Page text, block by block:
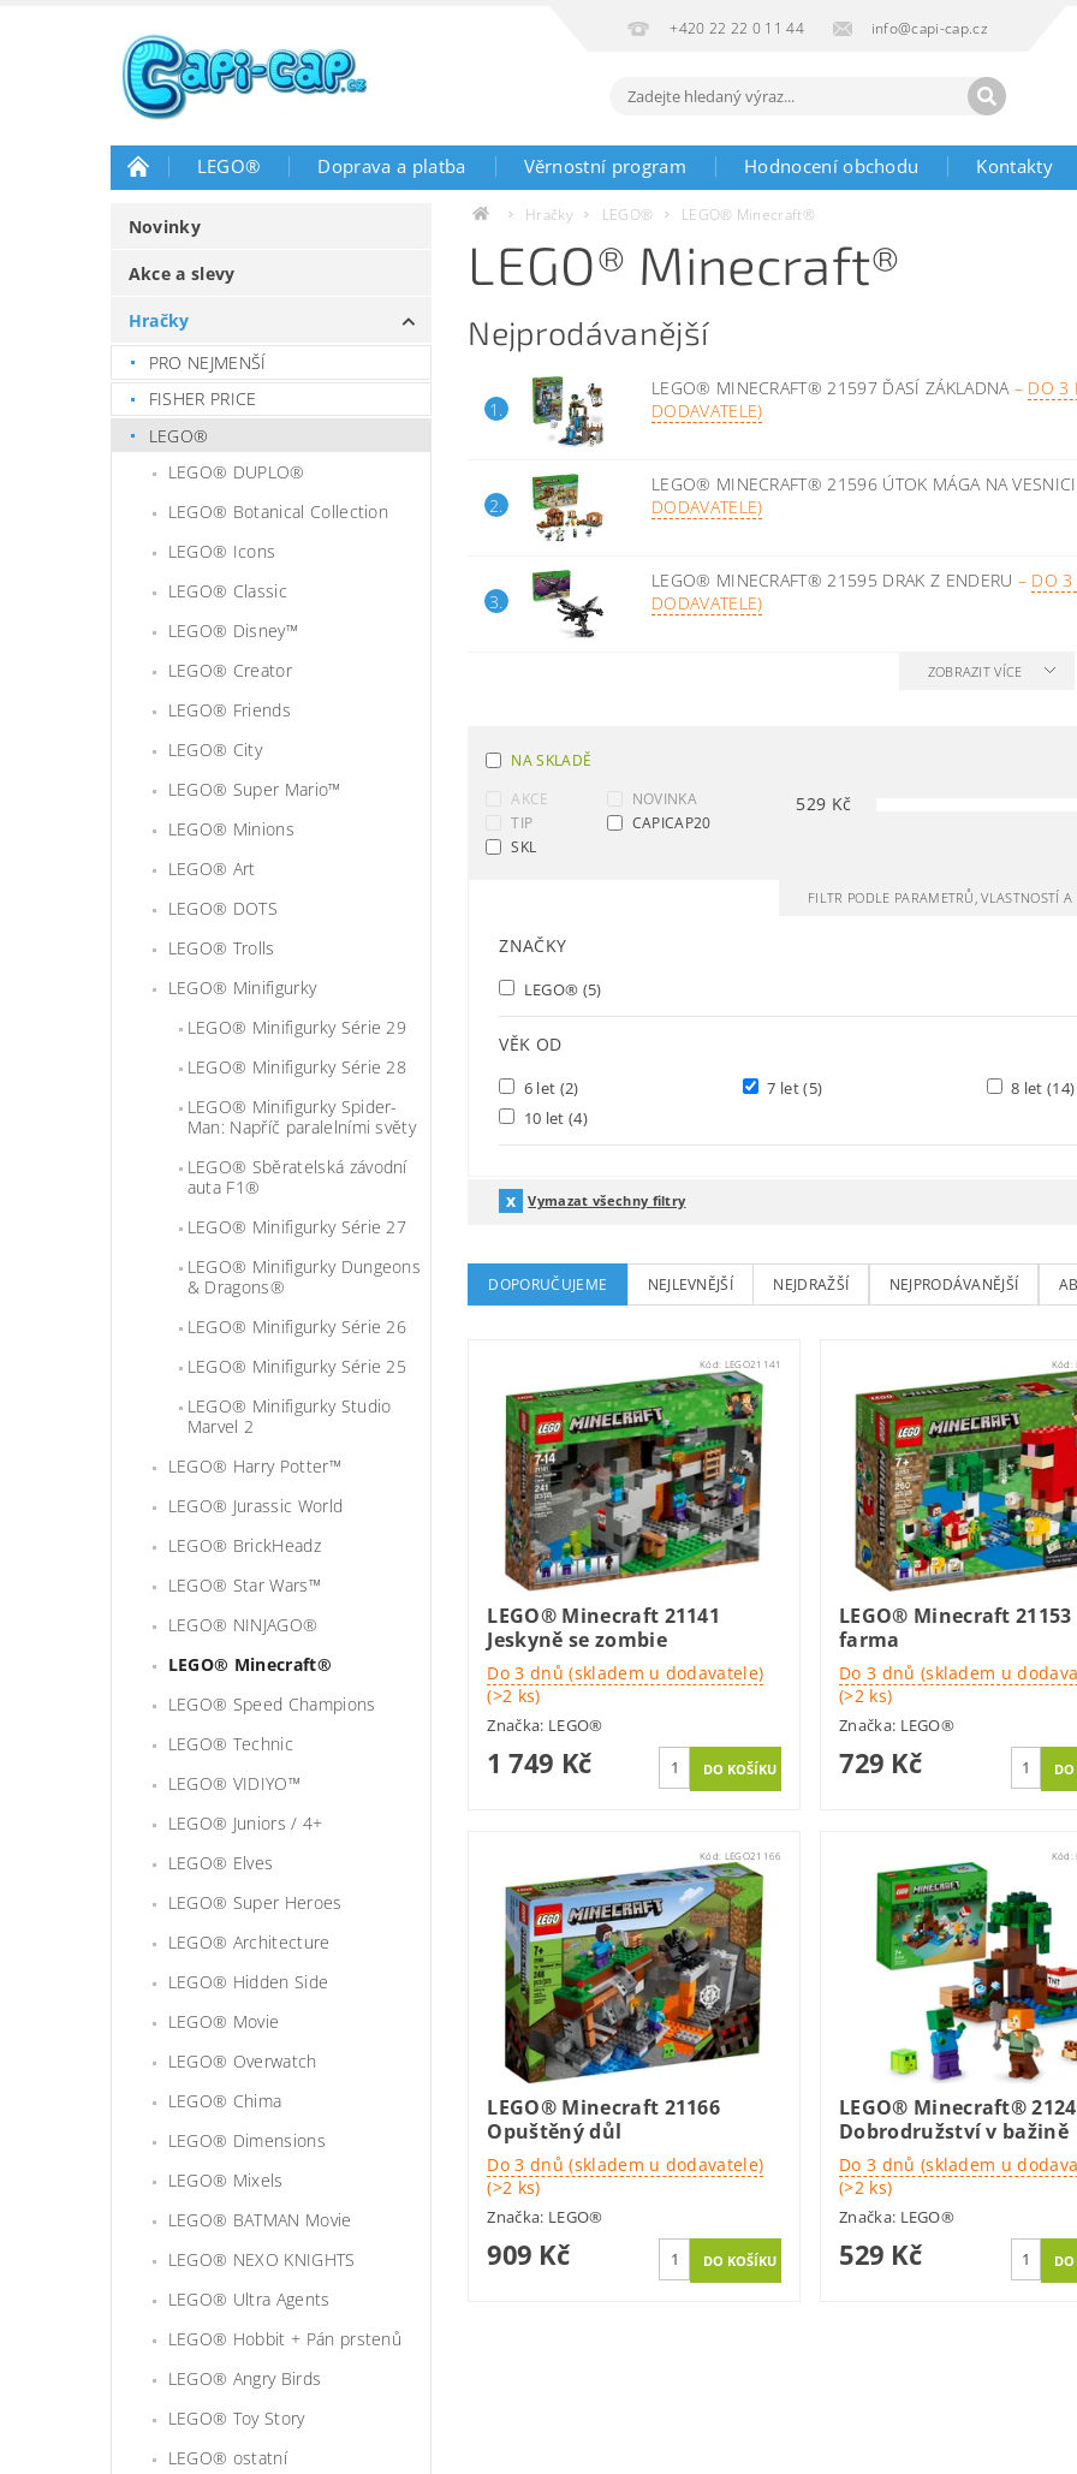
+420 22 22 0 11 44 info@capi-cap.cz
LEGO® Doprava a platba Věrnostní program Hodnocení obchodu Kontakty
Novinky
Akce a slevy
Hračky
PRO NEJMENŠÍ
FISHER PRICE
LEGO®
LEGO® DUPLO®
LEGO® Botanical Collection
LEGO® Icons
LEGO® Classic
LEGO® Disney™
LEGO® Creator
LEGO® Friends
LEGO® City
LEGO® Super Mario™
LEGO® Minions
LEGO® Art
LEGO® DOTS
LEGO® Trolls
LEGO® Minifigurky
LEGO® Minifigurky Série 29
LEGO® Minifigurky Série 28
LEGO® Minifigurky Spider-
Man: Napříč paralelními světy
LEGO® Sběratelská závodní
auta F1®
LEGO® Minifigurky Série 27
LEGO® Minifigurky Dungeons
& Dragons®
LEGO® Minifigurky Série 26
LEGO® Minifigurky Série 25
LEGO® Minifigurky Studio
Marvel 2
LEGO® Harry Potter™
LEGO® Jurassic World
LEGO® BrickHeadz
LEGO® Star Wars™
LEGO® NINJAGO®
LEGO® Minecraft®
LEGO® Speed Champions
LEGO® Technic
LEGO® VIDIYO™
LEGO® Juniors / 4+
LEGO® Elves
LEGO® Super Heroes
LEGO® Architecture
LEGO® Hidden Side
LEGO® Movie
LEGO® Overwatch
LEGO® Chima
LEGO® Dimensions
LEGO® Mixels
LEGO® BATMAN Movie
LEGO® NEXO KNIGHTS
LEGO® Ultra Agents
LEGO® Hobbit + Pán prstenů
LEGO® Angry Birds
LEGO® Toy Story
LEGO® ostatní
Hračky LEGO® LEGO® Minecraft®
LEGO® Minecraft®
Nejprodávanější
1.
LEGO® MINECRAFT® 21597 ĎASÍ ZÁKLADNA – DO 3
DODAVATELE)
2.
LEGO® MINECRAFT® 21596 ÚTOK MÁGA NA
DODAVATELE)
3.
LEGO® MINECRAFT® 21595 DRAK Z ENDERU – DO 3
DODAVATELE)
ZOBRAZIT VÍCE
NA SKLADĚ
AKCE
NOVINKA
TIP
CAPICAP20
SKL
529 Kč
FILTR PODLE PARAMETRŮ, VLASTNOSTÍ A
ZNAČKY
LEGO® (5)
VĚK OD
6 let (2) 7 let(5) 8 let(14)
10 let (4)
Vymazat všechny filtry
DOPORUČUJEME NEJLEVNĚJŠÍ NEJDRAŽŠÍ NEJPRODÁVANĚJŠÍ
Kód: LEGO21141
LEGO® Minecraft 21141
Jeskyně se zombie
Do 3 dnů (skladem u dodavatele)
(>2 ks)
Značka: LEGO®
1 749 Kč
Kód:
LEGO® Minecraft
farma
Do 3 dnů (skladem u
(>2 ks)
Značka: LEGO®
729 Kč
Kód: LEGO21166
LEGO® Minecraft 21166
Opuštěný důl
Do 3 dnů (skladem u dodavatele)
(>2 ks)
Značka: LEGO®
909 Kč
Kód:
LEGO® Minecraft®
Dobrodružství v bažině
Do 3 dnů (skladem u
(>2 ks)
Značka: LEGO®
529 Kč